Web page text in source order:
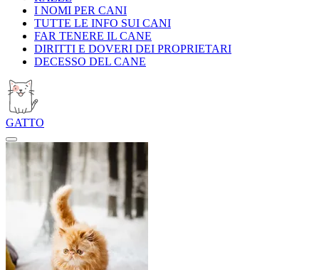
I NOMI PER CANI
TUTTE LE INFO SUI CANI
FAR TENERE IL CANE
DIRITTI E DOVERI DEI PROPRIETARI
DECESSO DEL CANE
GATTO